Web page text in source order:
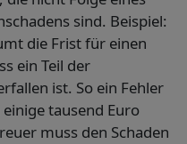
sind. Beispiel:
die Frist für einen
ein Teil der
ist. So ein Fehler
tausend Euro
muss den Schaden